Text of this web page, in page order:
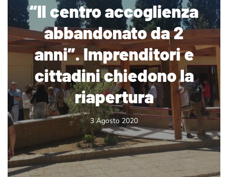
“Il centro accoglienza
abbandonato da 2
anni”. Imprenditori e
cittadini chiedono la
riapertura
3 Agosto 2020